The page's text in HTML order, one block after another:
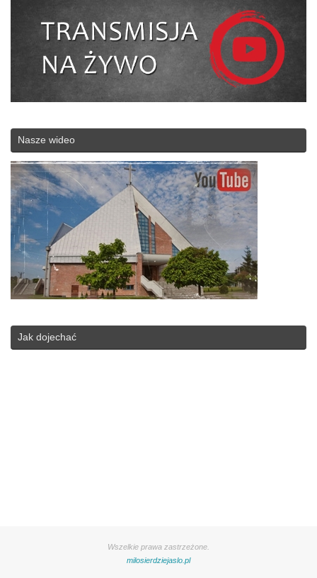
Nasze wideo
Jak dojechać
Wszelkie prawa zastrzeżone.
milosierdziejaslo.pl